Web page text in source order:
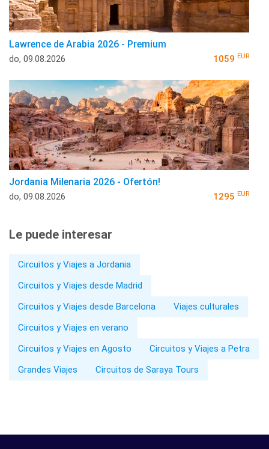
Lawrence de Arabia 2026 - Premium
do, 09.08.2026 1059 EUR
Jordania Milenaria 2026 - Ofertón!
do, 09.08.2026 1295 EUR
Le puede interesar
Circuitos y Viajes a Jordania
Circuitos y Viajes desde Madrid
Circuitos y Viajes desde Barcelona
Viajes culturales
Circuitos y Viajes en verano
Circuitos y Viajes en Agosto
Circuitos y Viajes a Petra
Grandes Viajes
Circuitos de Saraya Tours